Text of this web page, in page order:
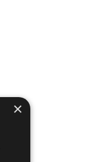
×